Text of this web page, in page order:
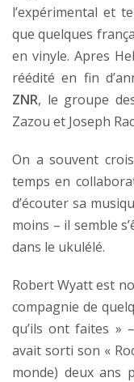
l’expérimental et
que quelques
en vinyle. Apres
réédité en fin
ZNR, le groupe
Zazou et Joseph
On a souvent
temps en
d’écouter sa
moins – il semble
dans le ukulélé.
Robert Wyatt est
compagnie de
qu’ils ont faites »
avait sorti son «
monde) deux ans